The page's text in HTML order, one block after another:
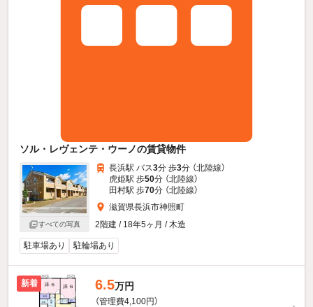
ソル・レヴェンテ・ウーノの賃貸物件
すべての写真
長浜駅 バス3分 歩3分 （北陸線）
虎姫駅 歩50分 （北陸線）
田村駅 歩70分 （北陸線）
滋賀県長浜市神照町
2階建 / 18年5ヶ月 / 木造
駐車場あり 駐輪場あり
新着 6.5万円
（管理費4,100円）